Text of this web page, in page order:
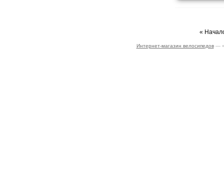
«
Интернет-магазин велосипедов—